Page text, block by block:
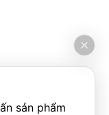
sản phẩm